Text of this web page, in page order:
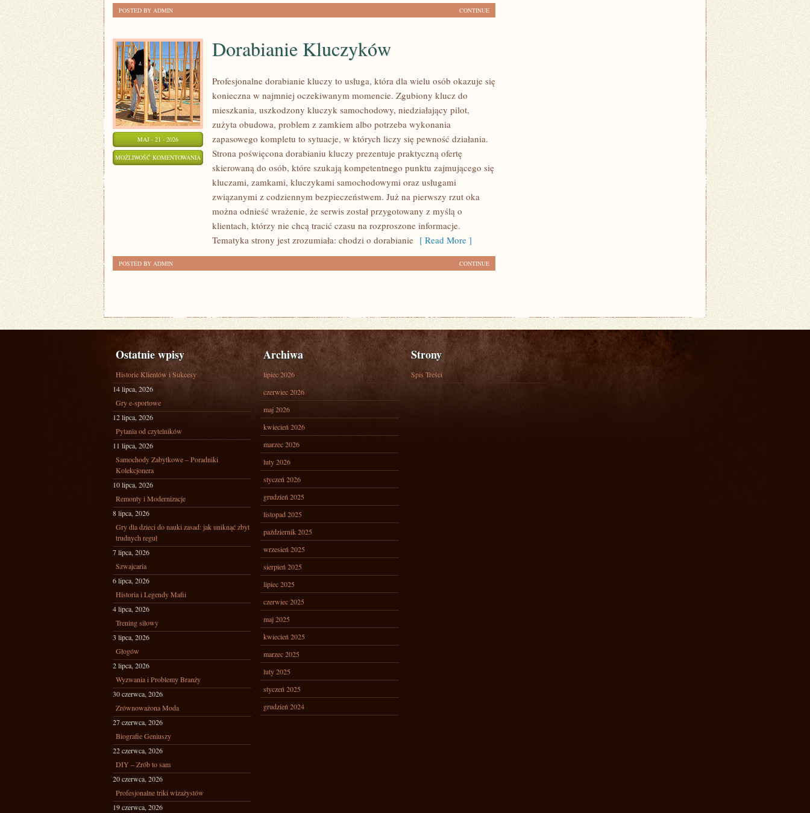
CONTINUE
POSTED BY ADMIN
MAJ - 21 - 2026
MOŻLIWOŚĆ KOMENTOWANIA DORABIANIE
KLUCZYKÓW
Dorabianie Kluczyków
Profesjonalne dorabianie kluczy to usługa, która dla wielu osób okazuje się
konieczna w najmniej oczekiwanym momencie. Zgubiony klucz do
mieszkania, uszkodzony kluczyk samochodowy, niedziałający pilot,
zużyta obudowa, problem z zamkiem albo potrzeba wykonania
zapasowego kompletu to sytuacje, w których liczy się pewność działania.
Strona poświęcona dorabianiu kluczy prezentuje praktyczną ofertę
skierowaną do osób, które szukają kompetentnego punktu zajmującego się
kluczami, zamkami, kluczykami samochodowymi oraz usługami
związanymi z codziennym bezpieczeństwem. Już na pierwszy rzut oka
można odnieść wrażenie, że serwis został przygotowany z myślą o
klientach, którzy nie chcą tracić czasu na rozproszone informacje.
Tematyka strony jest zrozumiała: chodzi o dorabianie [ Read More ]
CONTINUE
POSTED BY ADMIN
Ostatnie wpisy
Historie Klientów i Sukcesy
14 lipca, 2026
Gry e-sportowe
12 lipca, 2026
Pytania od czytelników
11 lipca, 2026
Samochody Zabytkowe – Poradniki
Kolekcjonera
10 lipca, 2026
Remonty i Modernizacje
8 lipca, 2026
Gry dla dzieci do nauki zasad: jak uniknąć zbyt
trudnych reguł
7 lipca, 2026
Szwajcaria
6 lipca, 2026
Historia i Legendy Mafii
4 lipca, 2026
Trening siłowy
3 lipca, 2026
Głogów
2 lipca, 2026
Wyzwania i Problemy Branży
30 czerwca, 2026
Zrównoważona Moda
27 czerwca, 2026
Biografie Geniuszy
22 czerwca, 2026
DIY – Zrób to sam
20 czerwca, 2026
Profesjonalne triki wizażystów
19 czerwca, 2026
Archiwa
lipiec 2026
czerwiec 2026
maj 2026
kwiecień 2026
marzec 2026
luty 2026
styczeń 2026
grudzień 2025
listopad 2025
październik 2025
wrzesień 2025
sierpień 2025
lipiec 2025
czerwiec 2025
maj 2025
kwiecień 2025
marzec 2025
luty 2025
styczeń 2025
grudzień 2024
Strony
Spis Treści